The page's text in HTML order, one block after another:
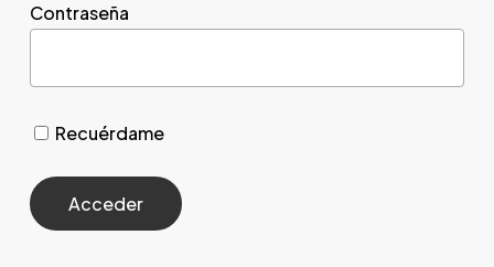
Contraseña
Recuérdame